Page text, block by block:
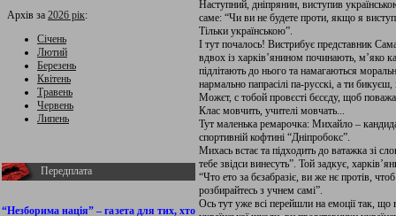
Архів за 2026 рік:
Січень
Лютий
Березень
Квітень
Травень
Червень
Липень
Передплата
“Незборима нація” – газета для тих, хто
Наступний, дніпрянин, виступив
саме: “Чи ви не будете проти, якщо я
Тільки українською”.
І тут почалось! Вистрибує представник
вдвох із харків’янином починають, м’яко
підлітають до нього та намагаються
нармально папрасілі па-русскі, а ти
Можєт, с тобой провєсті бєсєду, щоб
Клас мовчить, учителі мовчать...
Тут маленька ремарочка: Михайло –
спортивній кофтині “Дніпробокс”.
Михась встає та підходить до ватажка зі
тебе звідси винесуть”. Той задкує,
“Что ето за бєзабразіє, ви же нє протів,
розбирайтесь з учнем самі”.
Ось тут уже всі перейшли на емоції так,